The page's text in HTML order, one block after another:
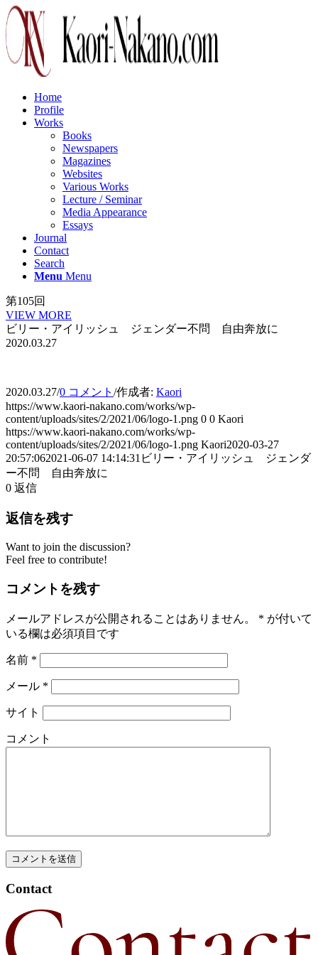
Home
Profile
Works
Books
Newspapers
Magazines
Websites
Various Works
Lecture / Seminar
Media Appearance
Essays
Journal
Contact
Search
Menu Menu
第105回
VIEW MORE
ビリー・アイリッシュ ジェンダー不問 自由奔放に
2020.03.27
2020.03.27/0 コメント /作成者: Kaori
https://www.kaori-nakano.com/works/wp-
content/uploads/sites/2/2021/06/logo-1.png 0 0 Kaori
https://www.kaori-nakano.com/works/wp-
content/uploads/sites/2/2021/06/logo-1.png Kaori2020-03-27
20:57:062021-06-07 14:14:31 ビリー・アイリッシュ ジェンダ
ー不問 自由奔放に
0 返信
返信を残す
Want to join the discussion?
Feel free to contribute!
コメントを残す
メールアドレスが公開されることはありません。 * が付いて
いる欄は必須項目です
名前 *
メール *
サイト
コメント
Contact